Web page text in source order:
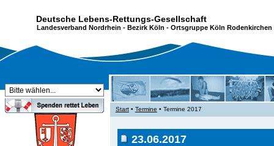
Deutsche Lebens-Rettungs-Gesellschaft
Landesverband Nordrhein - Bezirk Köln - Ortsgruppe Köln Rodenkirchen
Start• Termine • Termine 2017
23.06.2017